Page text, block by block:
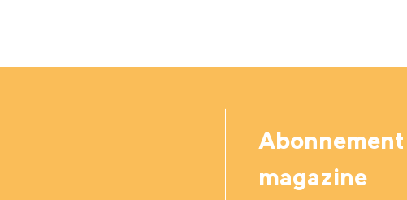
Abonnement
magazine